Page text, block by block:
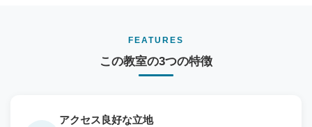
FEATURES
この教室の3つの特徴
アクセス良好な立地